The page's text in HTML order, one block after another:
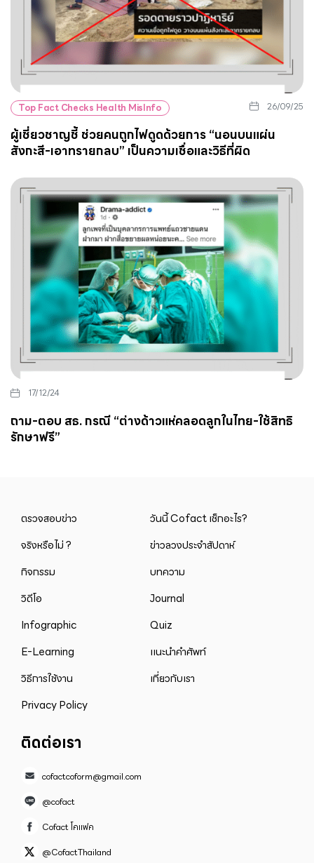
Top Fact Checks Health MisInfo 26/09/25
ผู้เชี่ยวชาญชี้ ช่วยคนถูกไฟดูดด้วยการ “นอนบนแผ่น
สังกะสี-เอาทรายกลบ” เป็นความเชื่อและวิธีที่ผิด
17/12/24
ถาม-ตอบ สธ. กรณี “ต่างด้าวแห่คลอดลูกในไทย-ใช้สิทธิ
รักษาฟรี”
ตรวจสอบข่าว
วันนี้ Cofact เช็กอะไร?
จริงหรือไม่ ?
ข่าวลวงประจำสัปดาห์
กิจกรรม
บทความ
วิดีโอ
Journal
Infographic
Quiz
E-Learning
แนะนำคำศัพท์
วิธีการใช้งาน
เกี่ยวกับเรา
Privacy Policy
ติดต่อเรา
cofactcoform@gmail.com
@cofact
Cofact โคแฟค
@CofactThailand